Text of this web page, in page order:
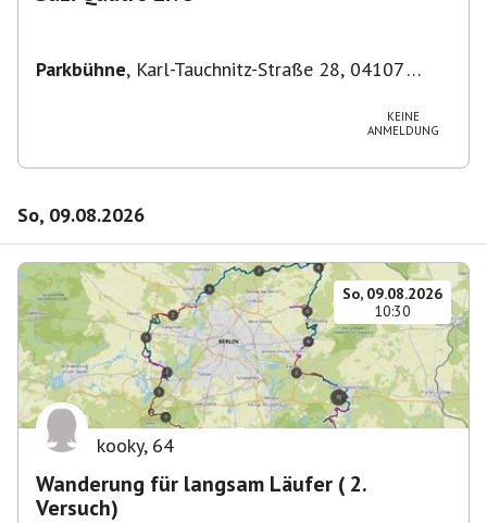
Parkbühne, Karl-Tauchnitz-Straße 28, 04107
KEINE
ANMELDUNG
So, 09.08.2026
So, 09.08.2026
10:30
kooky, 64
Wanderung für langsam Läufer ( 2.
Versuch)